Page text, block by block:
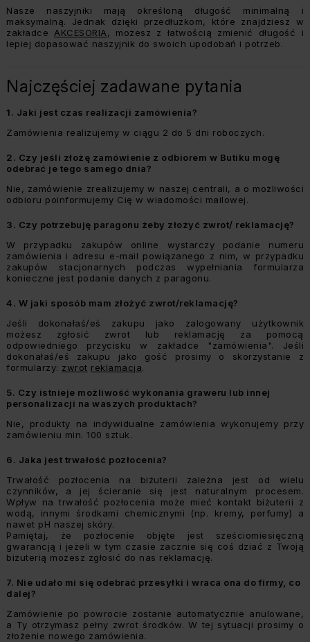
Nasze naszyjniki mają określoną długość minimalną i
maksymalną. Jednak dzięki przedłużkom, które znajdziesz w
zakładce AKCESORIA, możesz z łatwością zmienić długość i
lepiej dopasować naszyjnik do swoich upodobań i potrzeb.
Najczęściej zadawane pytania
1. Jaki jest czas realizacji zamówienia?
Zamówienia realizujemy w ciągu 2 do 5 dni roboczych.
2. Czy jeśli złożę zamówienie z odbiorem w Butiku mogę
odebrać je tego samego dnia?
Nie, zamówienie zrealizujemy w naszej centrali, a o możliwości
odbioru poinformujemy Cię w wiadomości mailowej.
3. Czy potrzebuję paragonu żeby złożyć zwrot/ reklamację?
W przypadku zakupów online wystarczy podanie numeru
zamówienia i adresu e-mail powiązanego z nim, w przypadku
zakupów stacjonarnych podczas wypełniania formularza
konieczne jest podanie danych z paragonu.
4. W jaki sposób mam złożyć zwrot/reklamację?
Jeśli dokonałaś/eś zakupu jako zalogowany użytkownik
możesz zgłosić zwrot lub reklamację za pomocą
odpowiedniego przycisku w zakładce "zamówienia". Jeśli
dokonałaś/eś zakupu jako gość prosimy o skorzystanie z
formularzy: zwrot reklamacja.
5. Czy istnieje możliwość wykonania graweru lub innej
personalizacji na waszych produktach?
Nie, produkty na indywidualne zamówienia wykonujemy przy
zamówieniu min. 100 sztuk.
6. Jaka jest trwałość pozłocenia?
Trwałość pozłocenia na biżuterii zależna jest od wielu
czynników, a jej ścieranie się jest naturalnym procesem.
Wpływ na trwałość pozłocenia może mieć kontakt biżuterii z
wodą, innymi środkami chemicznymi (np. kremy, perfumy) a
nawet pH naszej skóry.
Pamiętaj, że pozłocenie objęte jest sześciomiesięczną
gwarancją i jeżeli w tym czasie zacznie się coś dziać z Twoją
biżuterią możesz zgłosić do nas reklamację.
7. Nie udało mi się odebrać przesyłki i wraca ona do firmy, co
dalej?
Zamówienie po powrocie zostanie automatycznie anulowane,
a Ty otrzymasz pełny zwrot środków. W tej sytuacji prosimy o
złożenie nowego zamówienia.